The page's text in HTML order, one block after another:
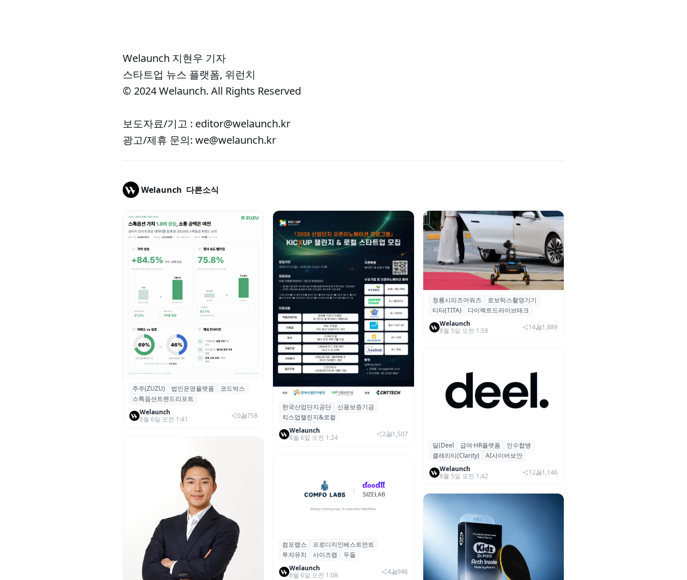
Welaunch 지현우 기자
스타트업 뉴스 플랫폼, 위런치
© 2024 Welaunch. All Rights Reserved
보도자료/기고 : editor@welaunch.kr
광고/제휴 문의: we@welaunch.kr
Welaunch 다른소식
스톡옵션 취소율 2년 만에
18.2%→31.3%…권리 발생 즉시 행사 비
중도 급증
주주(ZUZU) 법인운영플랫폼
코드박스
스톡옵션트렌드리포트
Welaunch
8월 6일 오전 1:41
0 758
산단공·신보, 2026 ‘킥스업 챌린지&로컬’
참여 스타트업 모집
한국산업단지공단
신용보증기금
킥스업챌린지&로컬
Welaunch
8월 6일 오전 1:24
2 1,507
컴포랩스, 프로디지인베스트먼트로부터
시드 투자 유치
컴포랩스
프로디지인베스트먼트
투자유치
사이즈랩
두들
Welaunch
8월 6일 오전 1:08
4 946
청룡시리즈어워즈 레드카펫에 등장한 바
퀴형 이족 보행 로봇 ‘티타(TITA)’
청룡시리즈어워즈
로보틱스촬영기기
티타(TITA)
다이렉트드라이브테크
Welaunch
8월 5일 오전 1:58
14 1,889
글로벌 HR 플랫폼 딜(Deel), ARR 15억
달러 돌파…AI 보안 역량 강화
딜(Deel 급여·HR플랫폼
인수합병
클래리티(Clarity)
AI사이버보안
Welaunch
8월 5일 오전 1:42
12 1,146